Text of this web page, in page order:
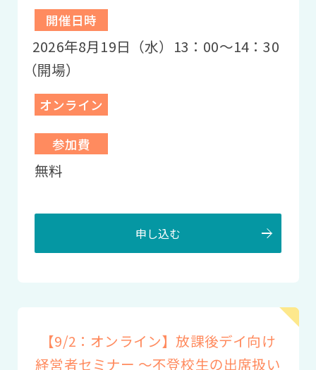
開催日時
2026年8月19日（水）13：00〜14：30
（開場）
オンライン
参加費
無料
申し込む
【9/2：オンライン】放課後デイ向け
経営者セミナー ～不登校生の出席扱い